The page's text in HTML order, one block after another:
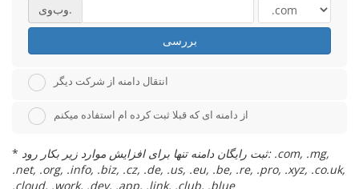
وب‌وی.
بررسی
انتقال دامنه از شرکت دیگر
از دامنه ای که قبلا ثبت کرده ام استفاده میکنم
* ثبت رایگان دامنه تنها برای افزایش موارد زیر بکار رود: .com, .mg,
.net, .org, .info, .biz, .cz, .de, .us, .eu, .be, .re, .pro, .xyz, .co.uk,
.cloud, .work, .dev, .app, .link, .club, .blue